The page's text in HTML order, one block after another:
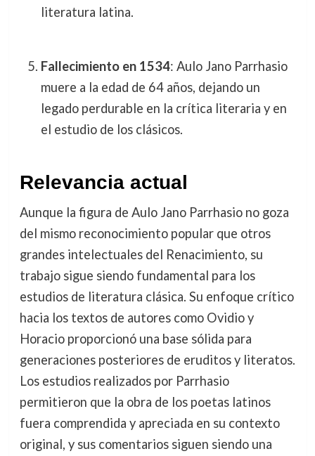
literatura latina.
Fallecimiento en 1534: Aulo Jano Parrhasio
muere a la edad de 64 años, dejando un
legado perdurable en la crítica literaria y en
el estudio de los clásicos.
Relevancia actual
Aunque la figura de Aulo Jano Parrhasio no goza
del mismo reconocimiento popular que otros
grandes intelectuales del Renacimiento, su
trabajo sigue siendo fundamental para los
estudios de literatura clásica. Su enfoque crítico
hacia los textos de autores como Ovidio y
Horacio proporcionó una base sólida para
generaciones posteriores de eruditos y literatos.
Los estudios realizados por Parrhasio
permitieron que la obra de los poetas latinos
fuera comprendida y apreciada en su contexto
original, y sus comentarios siguen siendo una